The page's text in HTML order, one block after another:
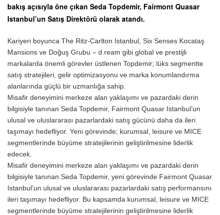
bakış açısıyla öne çıkan Seda Topdemir, Fairmont Quasar
Istanbul’un Satış Direktörü olarak atandı.
Kariyeri boyunca The Ritz-Carlton Istanbul, Six Senses Kocataş
Mansions ve Doğuş Grubu – d.ream gibi global ve prestijli
markalarda önemli görevler üstlenen Topdemir; lüks segmentte
satış stratejileri, gelir optimizasyonu ve marka konumlandırma
alanlarında güçlü bir uzmanlığa sahip.
Misafir deneyimini merkeze alan yaklaşımı ve pazardaki derin
bilgisiyle tanınan Seda Topdemir, Fairmont Quasar Istanbul’un
ulusal ve uluslararası pazarlardaki satış gücünü daha da ileri
taşımayı hedefliyor. Yeni görevinde; kurumsal, leisure ve MICE
segmentlerinde büyüme stratejilerinin geliştirilmesine liderlik
edecek.
Misafir deneyimini merkeze alan yaklaşımı ve pazardaki derin
bilgisiyle tanınan Seda Topdemir, yeni görevinde Fairmont Quasar
Istanbul’un ulusal ve uluslararası pazarlardaki satış performansını
ileri taşımayı hedefliyor. Bu kapsamda kurumsal, leisure ve MICE
segmentlerinde büyüme stratejilerinin geliştirilmesine liderlik